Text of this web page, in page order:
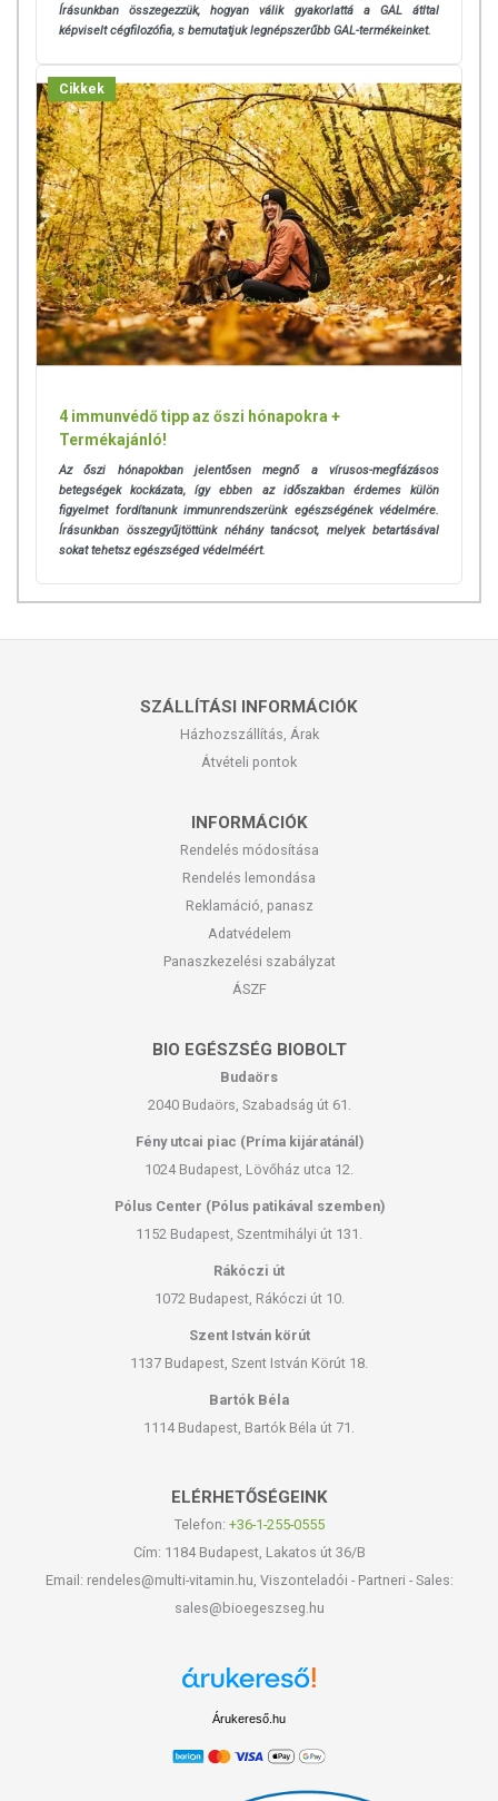
Írásunkban összegezzük, hogyan válik gyakorlattá a GAL átltal
képviselt cégfilozófia, s bemutatjuk legnépszerűbb GAL-termékeinket.
Cikkek
4 immunvédő tipp az őszi hónapokra +
Termékajánló!
Az őszi hónapokban jelentősen megnő a vírusos-megfázásos
betegségek kockázata, így ebben az időszakban érdemes külön
figyelmet fordítanunk immunrendszerünk egészségének védelmére.
Írásunkban összegyűjtöttünk néhány tanácsot, melyek betartásával
sokat tehetsz egészséged védelméért.
SZÁLLÍTÁSI INFORMÁCIÓK
Házhozszállítás, Árak
Átvételi pontok
INFORMÁCIÓK
Rendelés módosítása
Rendelés lemondása
Reklamáció, panasz
Adatvédelem
Panaszkezelési szabályzat
ÁSZF
BIO EGÉSZSÉG BIOBOLT
Budaörs
2040 Budaörs, Szabadság út 61.
Fény utcai piac (Príma kijáratánál)
1024 Budapest, Lövőház utca 12.
Pólus Center (Pólus patikával szemben)
1152 Budapest, Szentmihályi út 131.
Rákóczi út
1072 Budapest, Rákóczi út 10.
Szent István körút
1137 Budapest, Szent István Körút 18.
Bartók Béla
1114 Budapest, Bartók Béla út 71.
ELÉRHETŐSÉGEINK
Telefon: +36-1-255-0555
Cím: 1184 Budapest, Lakatos út 36/B
Email: rendeles@multi-vitamin.hu, Viszonteladói - Partneri - Sales:
sales@bioegeszseg.hu
Árukereső.hu